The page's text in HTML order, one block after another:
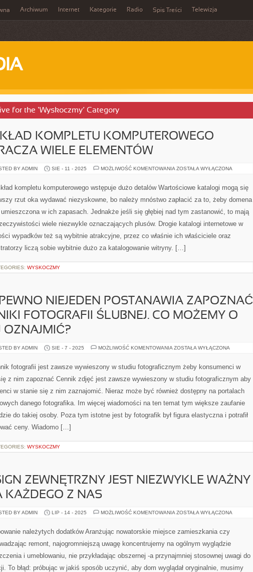
Archiwum Internet Kategorie Radio Spis Treści Telewizja
for the ‘Wyskoczmy’ Category
KOMPLETU KOMPUTEROWEGO
WIELE ELEMENTÓW
BY ADMIN SIE - 11 - 2025 MOŻLIWOŚĆ KOMENTOWANIA W
KOMPUTEROWEGO
WKRACZA
ELEMENTÓW
ZOSTAŁA WYŁĄCZONA
kompletu komputerowego wstępuje dużo detalów Wartościowe katalogi mogą się
rzut oka wydawać niezyskowne, bo należy mnóstwo zapłacić za to, żeby domena
umieszczona w ich zapasach. Jednakże jeśli się głębiej nad tym zastanowić, to mają
wiele niezwykle oznaczających plusów. Drogie katalogi internetowe w
wypadków też są wybitnie atrakcyjne, przez co właśnie ich właściciele oraz
liczą sobie wybitnie dużo za katalogowanie witryny. […]
WYSKOCZMY
NIEJEDEN POSTANAWIA ZAPOZNAĆ
FOTOGRAFII ŚLUBNEJ. CO MOŻEMY O
OZNAJMIĆ?
BY ADMIN SIE - 7 - 2025 MOŻLIWOŚĆ KOMENTOWANIA NA
POSTANAWIA
ZAPOZNAĆ
FOTOGRAFII
CO
O
NIEJ
OZNAJMIĆ?
ZOSTAŁA WYŁĄCZONA
fotografii jest zawsze wywieszony w studiu fotograficznym żeby konsumenci w
z nim zapoznać Cennik zdjęć jest zawsze wywieszony w studiu fotograficznym aby
w stanie się z nim zaznajomić. Nieraz może być również dostępny na portalach
danego fotografika. Im więcej wiadomości na ten temat tym większe zaufanie
do takiej osoby. Poza tym istotne jest by fotografik był figura elastyczna i potrafił
ceny. Wiadomo […]
WYSKOCZMY
ZEWNĘTRZNY JEST NIEZWYKLE WAŻNY
KAŻDEGO Z NAS
BY ADMIN LIP - 14 - 2025 MOŻLIWOŚĆ KOMENTOWANIA DESIGN
NIEZWYKLE
WAŻNY
KAŻDEGO
NAS
ZOSTAŁA WYŁĄCZONA
należytych dodatków Aranżując nowatorskie miejsce zamieszkania czy
remont, najogromniejszą uwagę koncentrujemy na ogólnym wyglądzie
i umeblowaniu, nie przykładając obszernej -a przynajmniej stosownej uwagi do
To błąd: próbując w jakiś sposób uczynić, aby dom wyglądał oryginalnie, musimy